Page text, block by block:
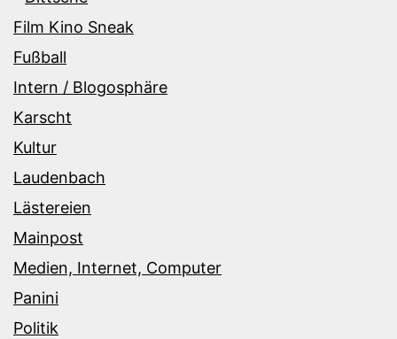
Film Kino Sneak
Fußball
Intern / Blogosphäre
Karscht
Kultur
Laudenbach
Lästereien
Mainpost
Medien, Internet, Computer
Panini
Politik